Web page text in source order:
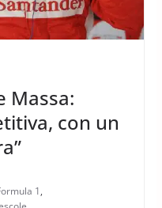
Massa:
con un
1,